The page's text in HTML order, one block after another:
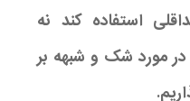
استفاده کند نه
مورد شک و شبهه بر